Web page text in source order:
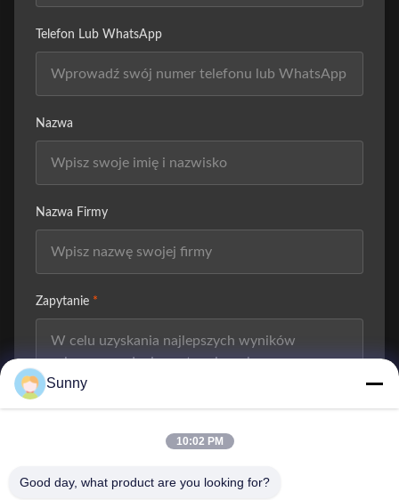
Telefon Lub WhatsApp
Nazwa
Nazwa Firmy
Zapytanie *
Sunny
10:02 PM
Good day, what product are you looking for?